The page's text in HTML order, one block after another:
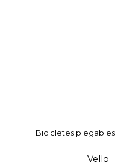
Bicicletes plegables
Vello